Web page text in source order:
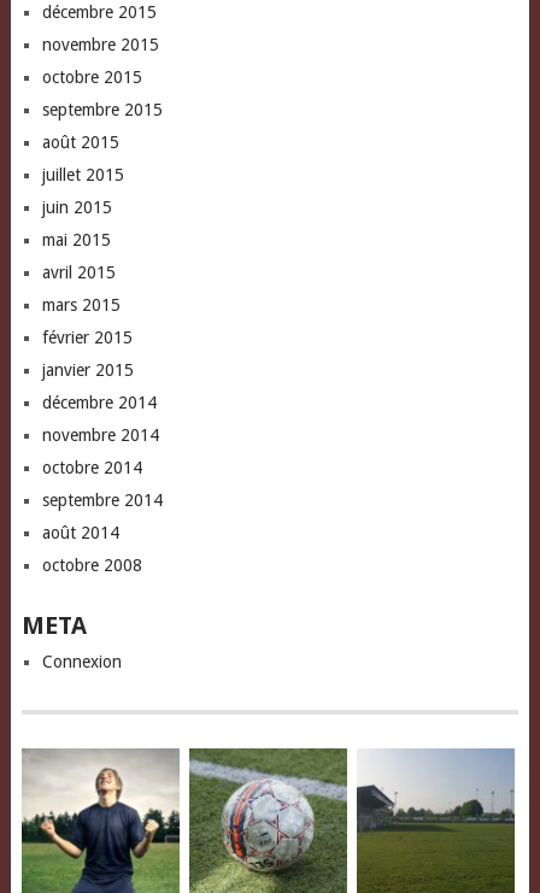
décembre 2015
novembre 2015
octobre 2015
septembre 2015
août 2015
juillet 2015
juin 2015
mai 2015
avril 2015
mars 2015
février 2015
janvier 2015
décembre 2014
novembre 2014
octobre 2014
septembre 2014
août 2014
octobre 2008
META
Connexion